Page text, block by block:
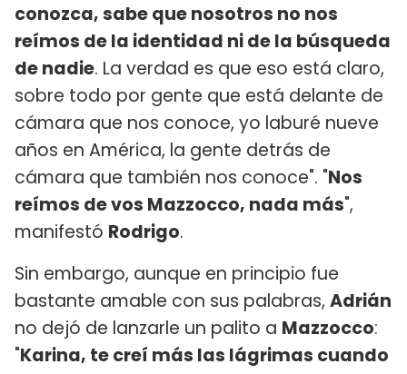
conozca, sabe que nosotros no nos
reímos de la identidad ni de la búsqueda
de nadie. La verdad es que eso está claro,
sobre todo por gente que está delante de
cámara que nos conoce, yo laburé nueve
años en América, la gente detrás de
cámara que también nos conoce". "Nos
reímos de vos Mazzocco, nada más",
manifestó Rodrigo.
Sin embargo, aunque en principio fue
bastante amable con sus palabras, Adrián
no dejó de lanzarle un palito a Mazzocco:
"Karina, te creí más las lágrimas cuando